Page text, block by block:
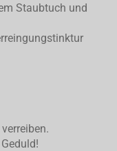
Staubtuch und